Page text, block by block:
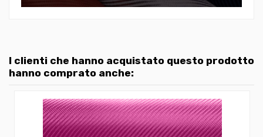
I clienti che hanno acquistato questo prodotto
hanno comprato anche: